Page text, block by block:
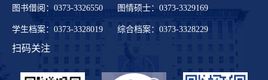
图书借阅：0373-3326550 图情硕士：0373-3329169
学生档案：0373-3328019 综合档案：0373-3328229
扫码关注